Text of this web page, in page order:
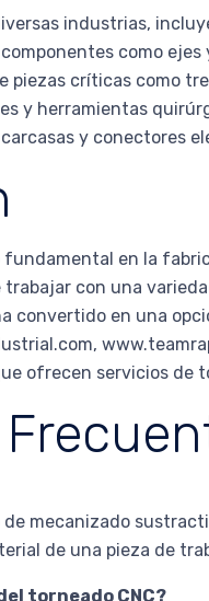
industrias,
como
piezas críticas como
y herramientas
y conectores
fundamental en la
trabajar con una
convertido en una
ofrecen servicios de
de mecanizado
de una pieza de
torneado CNC?